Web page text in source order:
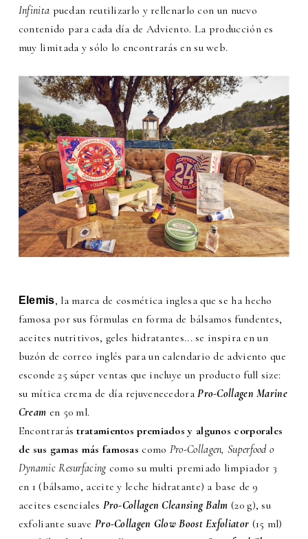
Infinita puedan reutilizarlo y rellenarlo con un nuevo
contenido para cada día de Adviento. La producción es
muy limitada y sólo lo encontrarás en su web.
Elemis, la marca de cosmética inglesa que se ha hecho
famosa por sus fórmulas en forma de bálsamos fundentes,
aceites nutritivos, geles hidratantes... se inspira en un
buzón de correo inglés para un calendario de adviento que
esconde 25 súper ventas que incluye un producto full size:
su mítica crema de día rejuvenecedoraPro-Collagen Marine
Cream en 50 ml.
Encontrarástratamientos premiados y algunos corporales
de sus gamas más famosas como Pro-Collagen, Superfood o
Dynamic Resurfacing como su multi premiado limpiador 3
en 1 (bálsamo, aceite y leche hidratante) a base de 9
aceites esenciales Pro-Collagen Cleansing Balm (20 g), su
exfoliante suave Pro-Collagen Glow Boost Exfoliator (15 ml)